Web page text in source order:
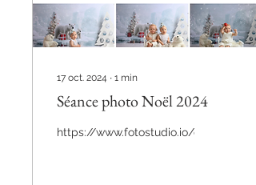
17 oct. 2024 ∙ 1 min
Séance photo Noël 2024
https://www.fotostudio.io/client/